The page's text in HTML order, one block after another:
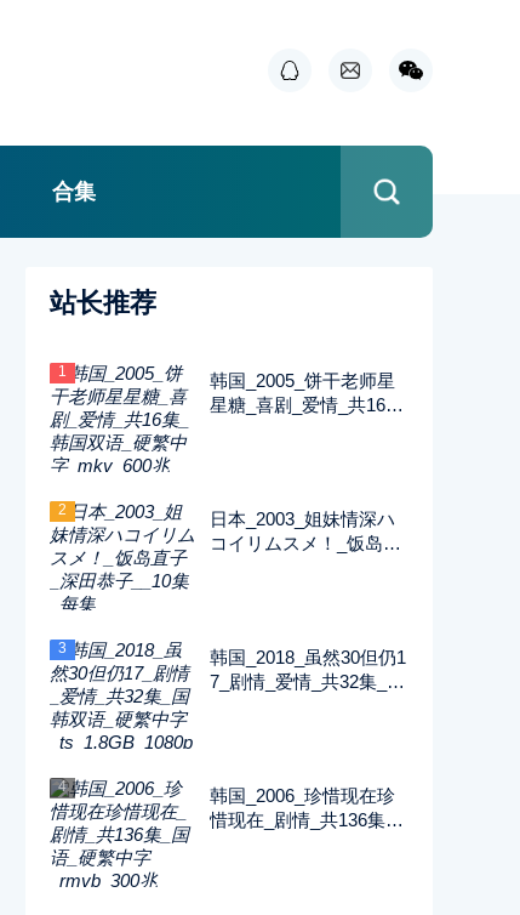
合集
站长推荐
1
韩国_2005_饼干老师星
星糖_喜剧_爱情_共16集
2
日本_2003_姐妹情深ハ
コイリムスメ！_饭岛直
3
韩国_2018_虽然30但仍1
7_剧情_爱情_共32集_国
4
韩国_2006_珍惜现在珍
惜现在_剧情_共136集_